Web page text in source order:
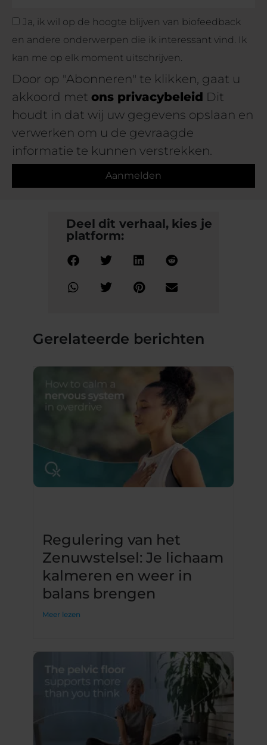
Ja, ik wil op de hoogte blijven van biofeedback
en andere onderwerpen die ik interessant vind. Ik
kan me op elk moment uitschrijven.
Door op "Abonneren" te klikken, gaat u
akkoord met ons privacybeleid Dit
houdt in dat wij uw gegevens opslaan en
verwerken om u de gevraagde
informatie te kunnen verstrekken.
Aanmelden
Deel dit verhaal, kies je
platform:
Gerelateerde berichten
Regulering van het
Zenuwstelsel: Je lichaam
kalmeren en weer in
balans brengen
Meer lezen